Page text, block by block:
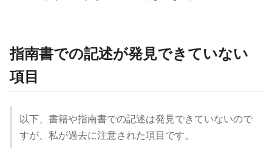
指南書での記述が発見できていない
項目
以下、書籍や指南書での記述は発見できていないので
すが、私が過去に注意された項目です。